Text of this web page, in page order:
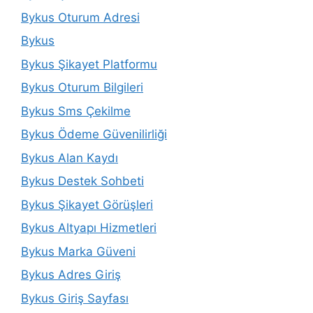
Bykus Oturum Adresi
Bykus
Bykus Şikayet Platformu
Bykus Oturum Bilgileri
Bykus Sms Çekilme
Bykus Ödeme Güvenilirliği
Bykus Alan Kaydı
Bykus Destek Sohbeti
Bykus Şikayet Görüşleri
Bykus Altyapı Hizmetleri
Bykus Marka Güveni
Bykus Adres Giriş
Bykus Giriş Sayfası